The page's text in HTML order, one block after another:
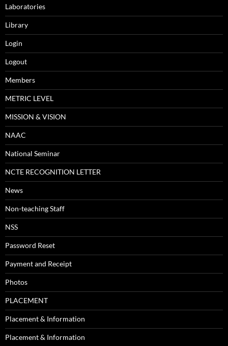
Laboratories
Library
Login
Logout
Members
METRIC LEVEL
MISSION & VISION
NAAC
National Seminar
NCTE RECOGNITION LETTER
News
Non-teaching Staff
NSS
Password Reset
Payment and Receipt
Photos
PLACEMENT
Placement & Information
Placement & Information